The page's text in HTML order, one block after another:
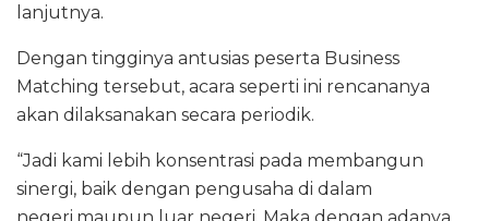
lanjutnya.
Dengan tingginya antusias peserta Business
Matching tersebut, acara seperti ini rencananya
akan dilaksanakan secara periodik.
“Jadi kami lebih konsentrasi pada membangun
sinergi, baik dengan pengusaha di dalam